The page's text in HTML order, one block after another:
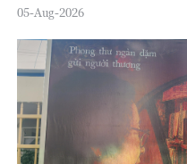
05-Aug-2026